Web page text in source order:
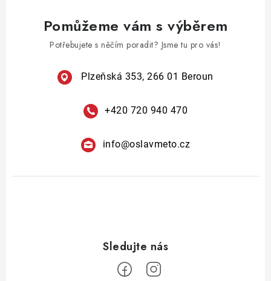
Pomůžeme vám s výběrem
Potřebujete s něčím poradit? Jsme tu pro vás!
Plzeňská 353, 266 01 Beroun
+420 720 940 470
info@oslavmeto.cz